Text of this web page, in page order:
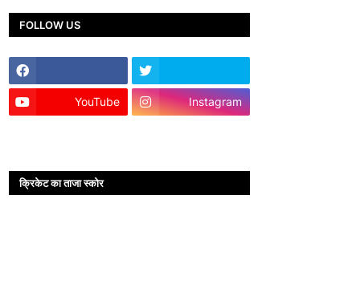
FOLLOW US
YouTube Instagram
क्रिकेट का ताजा स्कोर